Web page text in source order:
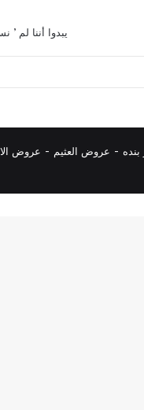
يبدوا أننا لم
- عروض العثيم - عروض